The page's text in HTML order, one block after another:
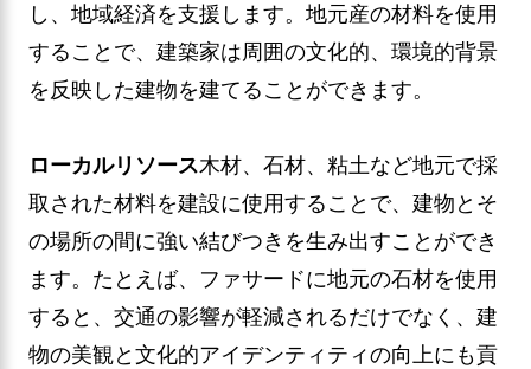
し、地域経済を支援します。地元産の材料を使用
することで、建築家は周囲の文化的、環境的背景
を反映した建物を建てることができます。
ローカルリソース木材、石材、粘土など地元で採
取された材料を建設に使用することで、建物とそ
の場所の間に強い結びつきを生み出すことができ
ます。たとえば、ファサードに地元の石材を使用
すると、交通の影響が軽減されるだけでなく、建
物の美観と文化的アイデンティティの向上にも貢